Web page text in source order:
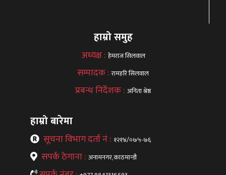
हाम्रो समुह
अध्यक्ष : हेमराज सिलवाल
सम्पादक :रामहरि सिलवाल
प्रबन्ध निर्देशक : अनिता श्रेष्ठ
हाम्रो बारेमा
सूचना विभाग दर्ता नं : १२१४/०७५-७६
सपर्क ठेगाना : अनामनगर,काठमान्डौ